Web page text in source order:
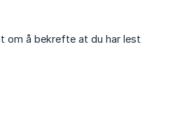
om å bekrefte at du har lest